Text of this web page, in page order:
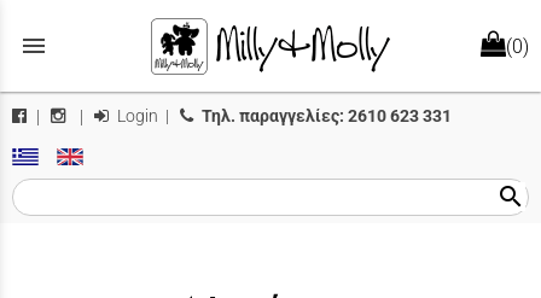
menu (0)
| | Login | Τηλ. παραγγελίες: 2610 623 331
search